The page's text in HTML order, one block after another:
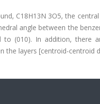
C18H13N 3O5, the
angle between the
to (010). In addition, there
the layers [centroid-centroid